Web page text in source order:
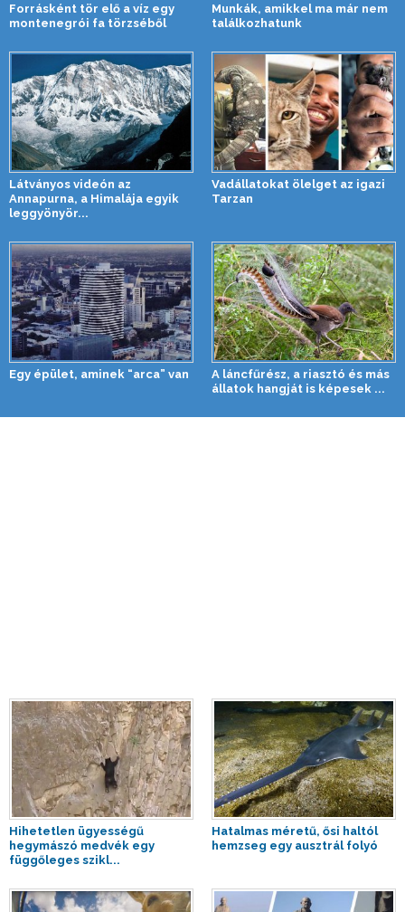
Forrásként tör elő a víz egy
montenegrói fa törzséből
Munkák, amikkel ma már nem
találkozhatunk
Látványos videón az
Annapurna, a Himalája egyik
leggyönyör...
Vadállatokat ölelget az igazi
Tarzan
Egy épület, aminek “arca” van
A láncfűrész, a riasztó és más
állatok hangját is képesek ...
Hihetetlen ügyességű
hegymászó medvék egy
függőleges szikl...
Hatalmas méretű, ősi haltól
hemzseg egy ausztrál folyó